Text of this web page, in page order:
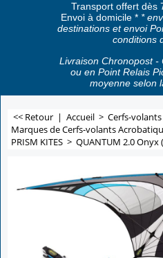
Transport offert dès
Envoi à domicile * *
destinations et envoi
conditions
Livraison Chronopost -
ou en Point Relais
moyenne selon
<< Retour | Accueil > Cerfs-
Marques de Cerfs-volants
PRISM KITES > QUANTUM 2.0 Onyx